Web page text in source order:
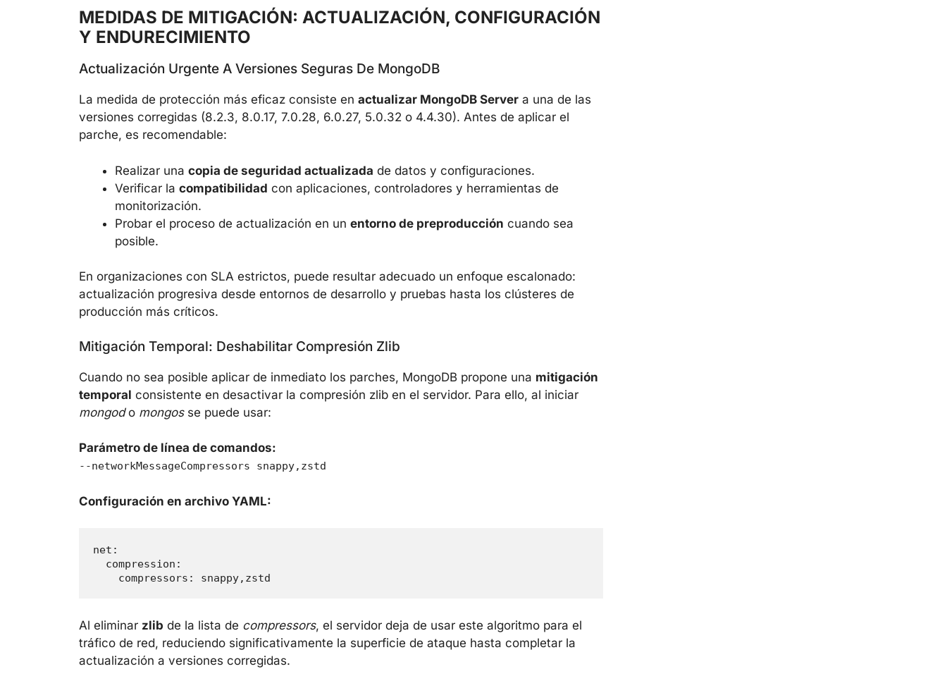
MEDIDAS DE MITIGACIÓN: ACTUALIZACIÓN, CONFIGURACIÓN
Y ENDURECIMIENTO
Actualización Urgente A Versiones Seguras De MongoDB
La medida de protección más eficaz consiste en actualizar MongoDB Server a una de las
versiones corregidas (8.2.3, 8.0.17, 7.0.28, 6.0.27, 5.0.32 o 4.4.30). Antes de aplicar el
parche, es recomendable:
Realizar una copia de seguridad actualizada de datos y configuraciones.
Verificar la compatibilidad con aplicaciones, controladores y herramientas de
monitorización.
Probar el proceso de actualización en un entorno de preproducción cuando sea
posible.
En organizaciones con SLA estrictos, puede resultar adecuado un enfoque escalonado:
actualización progresiva desde entornos de desarrollo y pruebas hasta los clústeres de
producción más críticos.
Mitigación Temporal: Deshabilitar Compresión Zlib
Cuando no sea posible aplicar de inmediato los parches, MongoDB propone una mitigación
temporal consistente en desactivar la compresión zlib en el servidor. Para ello, al iniciar
mongodo mongosse puede usar:
Parámetro de línea de comandos:
--networkMessageCompressors snappy,zstd
Configuración en archivo YAML:
net:
  compression:
Al eliminar zlib de la lista de compressors, el servidor deja de usar este algoritmo para el
tráfico de red, reduciendo significativamente la superficie de ataque hasta completar la
actualización a versiones corregidas.